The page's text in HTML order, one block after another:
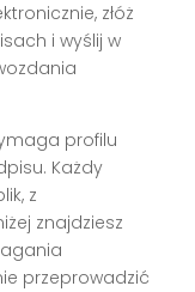
złóż
i wyślij w
profilu
Każdy
z
znajdziesz
przeprowadzić